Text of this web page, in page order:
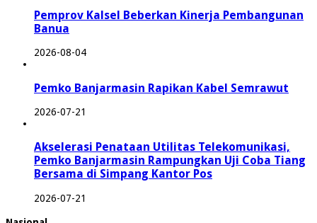
Pemprov Kalsel Beberkan Kinerja Pembangunan
Banua
2026-08-04
Pemko Banjarmasin Rapikan Kabel Semrawut
2026-07-21
Akselerasi Penataan Utilitas Telekomunikasi,
Pemko Banjarmasin Rampungkan Uji Coba Tiang
Bersama di Simpang Kantor Pos
2026-07-21